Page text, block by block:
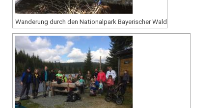
Wanderung durch den Nationalpark Bayerischer Wald